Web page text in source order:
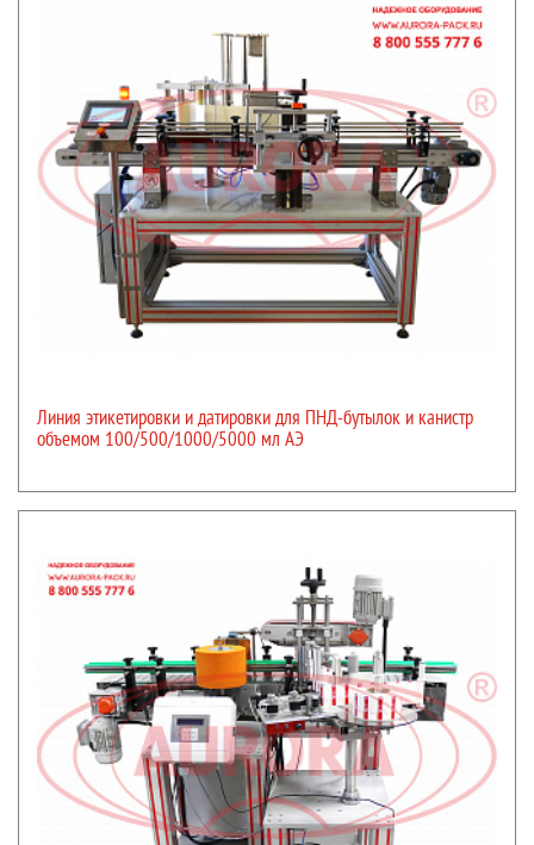
Линия этикетировки и датировки для ПНД-бутылок и канистр
объемом 100/500/1000/5000 мл АЭ